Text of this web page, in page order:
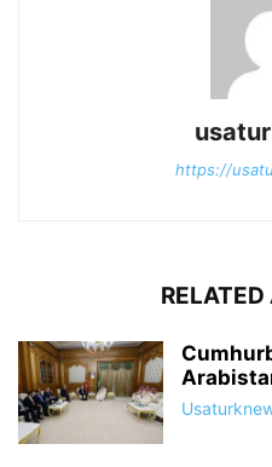
https://